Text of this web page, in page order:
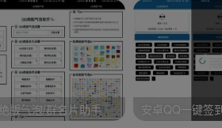
版气泡/群名片助手 安卓QQ一键签